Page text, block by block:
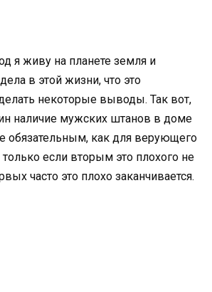
я живу на планете земля и
в этой жизни, что это
некоторые выводы. Так вот,
наличие мужских штанов в доме
обязательным, как для верующего
если вторым это плохого не
часто это плохо заканчивается.